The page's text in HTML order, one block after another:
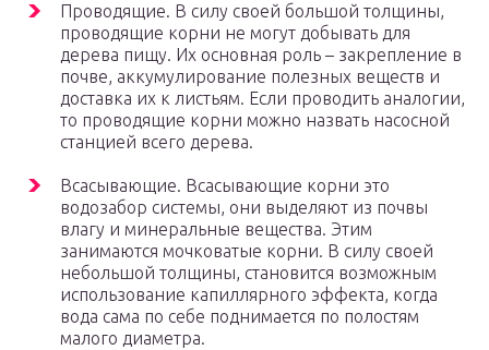
Проводящие. В силу своей большой толщины,
проводящие корни не могут добывать для
дерева пищу. Их основная роль – закрепление в
почве, аккумулирование полезных веществ и
доставка их к листьям. Если проводить аналогии,
то проводящие корни можно назвать насосной
станцией всего дерева.
Всасывающие. Всасывающие корни это
водозабор системы, они выделяют из почвы
влагу и минеральные вещества. Этим
занимаются мочковатые корни. В силу своей
небольшой толщины, становится возможным
использование капиллярного эффекта, когда
вода сама по себе поднимается по полостям
малого диаметра.